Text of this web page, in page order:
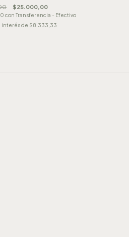
$25.000,00
con Transferencia - Efectivo
interés de $8.333,33